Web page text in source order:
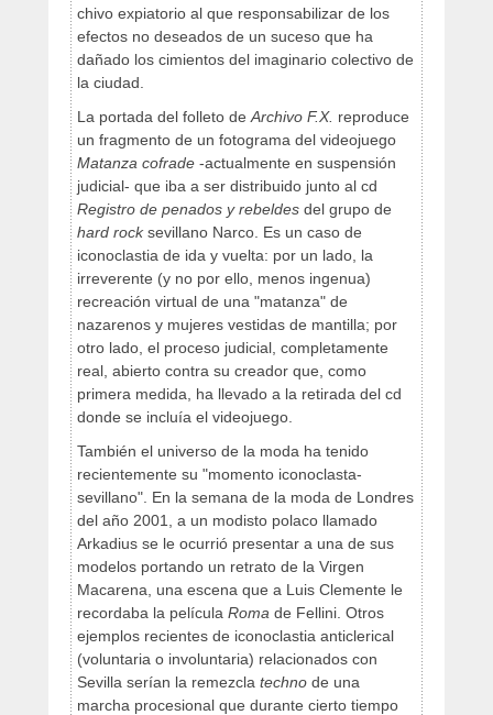
chivo expiatorio al que responsabilizar de los
efectos no deseados de un suceso que ha
dañado los cimientos del imaginario colectivo de
la ciudad.
La portada del folleto de Archivo F.X. reproduce
un fragmento de un fotograma del videojuego
Matanza cofrade -actualmente en suspensión
judicial- que iba a ser distribuido junto al cd
Registro de penados y rebeldes del grupo de
hard rocksevillano Narco. Es un caso de
iconoclastia de ida y vuelta: por un lado, la
irreverente (y no por ello, menos ingenua)
recreación virtual de una "matanza" de
nazarenos y mujeres vestidas de mantilla; por
otro lado, el proceso judicial, completamente
real, abierto contra su creador que, como
primera medida, ha llevado a la retirada del cd
donde se incluía el videojuego.
También el universo de la moda ha tenido
recientemente su "momento iconoclasta-
sevillano". En la semana de la moda de Londres
del año 2001, a un modisto polaco llamado
Arkadius se le ocurrió presentar a una de sus
modelos portando un retrato de la Virgen
Macarena, una escena que a Luis Clemente le
recordaba la película Roma de Fellini. Otros
ejemplos recientes de iconoclastia anticlerical
(voluntaria o involuntaria) relacionados con
Sevilla serían la remezcla techno de una
marcha procesional que durante cierto tiempo